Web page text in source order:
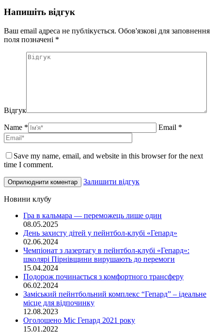
Напишіть відгук
Ваш email адреса не публікується. Обов'язкові для заповнення
поля позначені *
Відгук
Name * Email *
Save my name, email, and website in this browser for the next
time I comment.
Залишити відгук
Новини клубу
Гра в кальмара — переможець лише один
08.05.2025
День захисту дітей у пейнтбол-клубі «Гепард»
02.06.2024
Чемпіонат з лазертагу в пейнтбол-клубі «Гепард»:
школярі Пірнівщини вирушають до перемоги
15.04.2024
Подорож починається з комфортного трансферу
06.02.2024
Заміський пейнтбольний комплекс “Гепард” – ідеальне
місце для відпочинку
12.08.2023
Оголошено Міс Гепард 2021 року
15.01.2022